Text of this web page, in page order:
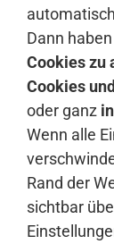
Dann
Cookies zu
Cookies
oder ganz
Wenn alle
Rand der
sichtbar